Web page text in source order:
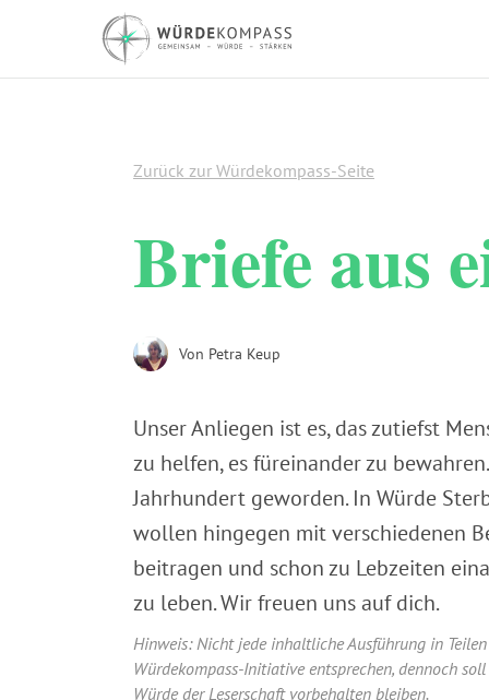
Zurück zur Würdekompass-Seite
Briefe aus
Von Petra Keup
Unser Anliegen ist es, das zutiefst
zu helfen, es füreinander zu
Jahrhundert geworden. In Würde
wollen hingegen mit verschiedenen
beitragen und schon zu Lebzeiten
zu leben. Wir freuen uns auf dich.
Hinweis: Nicht jede inhaltliche Ausführung in
Würdekompass-Initiative entsprechen, dennoch
Würde der Leserschaft vorbehalten bleiben.